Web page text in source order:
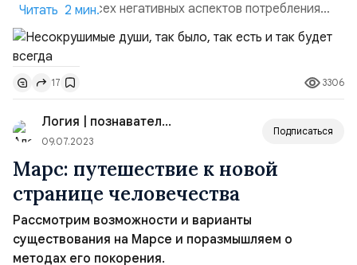
обсуждение всех негативных аспектов потребления
«фастфуда», созданного только для того, чтобы люди
не ощущали голода, чтобы быть удовлетворёнными, но
не быть здоровыми (здоровье не является приоритетом
для фастфудовых сетей, иначе люди поймут, насколько
не нужно платить и зависеть от искусственной пищи). ...
Читать 2 мин.
17 3306
Логия | познавательный канал
09.07.2023
Подписаться
Марс: путешествие к новой
странице человечества
Рассмотрим возможности и варианты
существования на Марсе и поразмышляем о
методах его покорения.